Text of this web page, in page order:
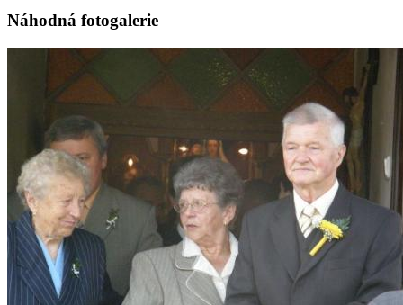
Náhodná fotogalerie